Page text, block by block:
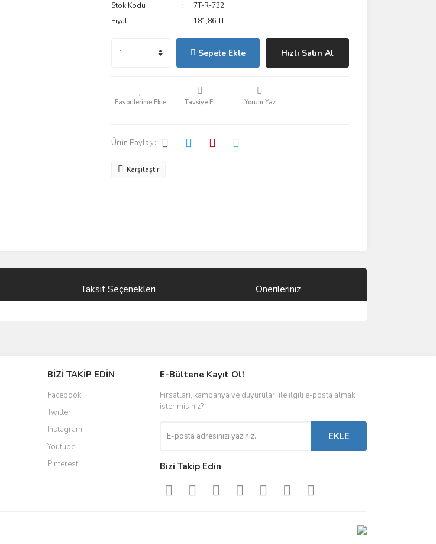
Stok Kodu
7T-R-732
Fiyat
181,86 TL
Sepete Ekle Hızlı Satın Al
Tavsiye Et Yorum Yaz
Ürün Paylaş :
Karşılaştır
Taksit Seçenekleri Önerileriniz
BİZİ TAKİP EDİN
Facebook
Twitter
Instagram
Youtube
Pinterest
E-Bültene Kayıt Ol!
Fırsatları, kampanya ve duyuruları ile ilgili e-posta almak
ister misiniz?
EKLE
Bizi Takip Edin